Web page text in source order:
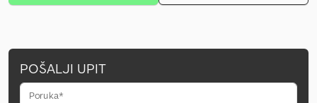
POŠALJI UPIT
Poruka*